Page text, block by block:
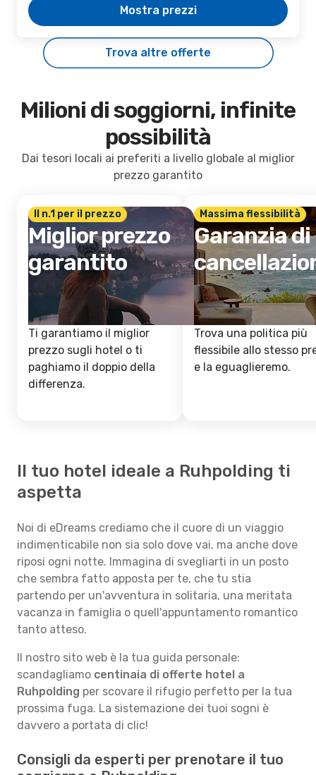
Mostra prezzi
Trova altre offerte
Milioni di soggiorni, infinite
possibilità
Dai tesori locali ai preferiti a livello globale al miglior
prezzo garantito
Il n.1 per il prezzo
Miglior prezzo
garantito
Ti garantiamo il miglior
prezzo sugli hotel o ti
paghiamo il doppio della
differenza.
Massima flessibilità
Garanzia di
Trova una politica più
flessibile allo stesso
e la eguaglieremo.
Il tuo hotel ideale a Ruhpolding ti
aspetta
Noi di eDreams crediamo che il cuore di un viaggio
indimenticabile non sia solo dove vai, ma anche dove
riposi ogni notte. Immagina di svegliarti in un posto
che sembra fatto apposta per te, che tu stia
partendo per un'avventura in solitaria, una meritata
vacanza in famiglia o quell'appuntamento romantico
tanto atteso.
Il nostro sito web è la tua guida personale:
scandagliamo centinaia di offerte hotel a
Ruhpolding per scovare il rifugio perfetto per la tua
prossima fuga. La sistemazione dei tuoi sogni è
davvero a portata di clic!
Consigli da esperti per prenotare il tuo